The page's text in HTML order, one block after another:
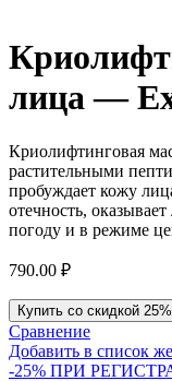
лица —
Криолифтинговая
растительными
пробуждает кожу
отечность,
погоду и в режиме
790.00 ₽
Купить со скидкой 25%
Сравнение
Добавить в список
-25% ПРИ